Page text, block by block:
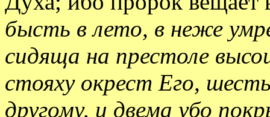
бысть в лето, в неже
сидяща на престоле
стояху окрест Его,
другому, и двема убо